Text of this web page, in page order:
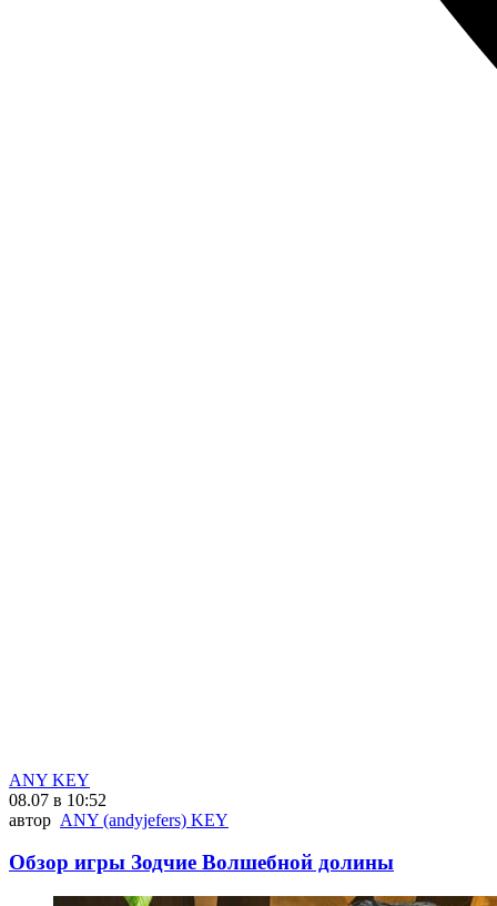
ANY KEY
08.07 в 10:52
автор ANY (andyjefers) KEY
Обзор игры Зодчие Волшебной долины